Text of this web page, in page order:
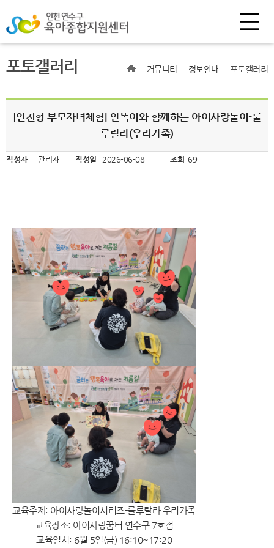
포토갤러리 커뮤니티 정보안내 포토갤러리
[인천형 부모자녀체험] 안똑이와 함께하는 아이사랑놀이-룰
루랄라(우리가족)
작성자 관리자 작성일 2026-06-08 조회 69
교육주제: 아이사랑놀이시리즈-룰루랄라 우리가족
교육장소: 아이사랑꿈터 연수구 7호점
교육일시: 6월 5일(금) 16:10~17:20